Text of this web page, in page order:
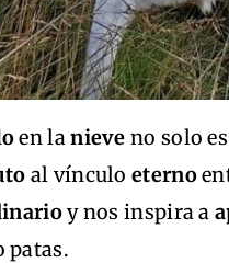
en lanieve no solo
al vínculoeterno
y nos inspira a
patas.